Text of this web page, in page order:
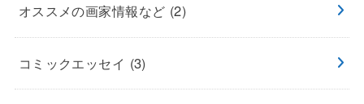
オススメの画家情報など (2)
コミックエッセイ (3)